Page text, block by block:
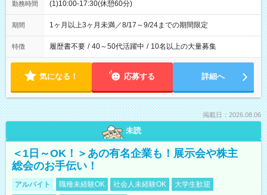
勤務時間 (1)10:00-17:30(休憩60分)
期間 1ヶ月以上3ヶ月未満／8/17～9/24までの期間限定
特徴 履歴書不要 / 40～50代活躍中 / 10名以上の大量募集
気になる！ 応募する 詳細へ
掲載日：2026.08.06
未読
＜1日～OK！＞あの有名企業も！展示会や株主
総会のお手伝い！
アルバイト 職種未経験OK 社会人未経験OK
大学生歓迎